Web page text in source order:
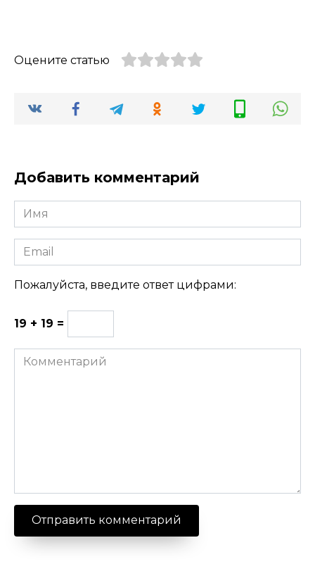
Оцените статью
Добавить комментарий
Имя
Email
Пожалуйста, введите ответ цифрами:
19 + 19 =
Комментарий